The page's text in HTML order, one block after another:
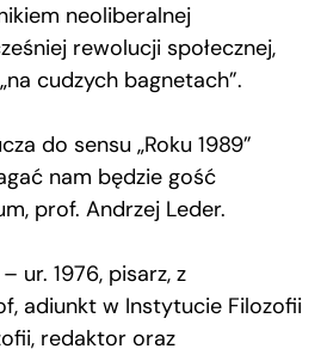
neoliberalnej
rewolucji społecznej,
cudzych bagnetach”.
do sensu „Roku 1989”
nam będzie gość
prof. Andrzej Leder.
ur. 1976, pisarz, z
adiunkt w Instytucie Filozofii
redaktor oraz